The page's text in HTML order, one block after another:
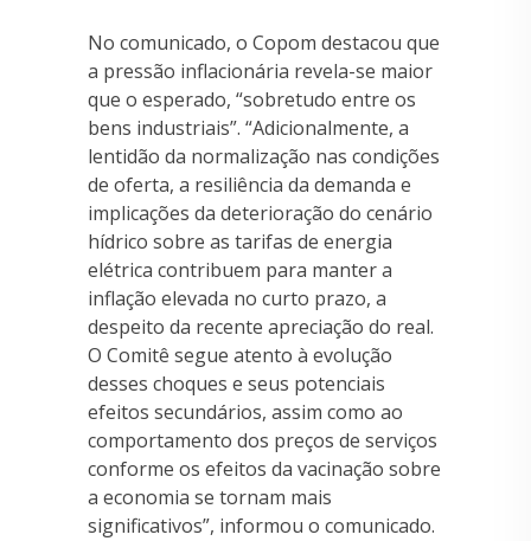
No comunicado, o Copom destacou que
a pressão inflacionária revela-se maior
que o esperado, “sobretudo entre os
bens industriais”. “Adicionalmente, a
lentidão da normalização nas condições
de oferta, a resiliência da demanda e
implicações da deterioração do cenário
hídrico sobre as tarifas de energia
elétrica contribuem para manter a
inflação elevada no curto prazo, a
despeito da recente apreciação do real.
O Comitê segue atento à evolução
desses choques e seus potenciais
efeitos secundários, assim como ao
comportamento dos preços de serviços
conforme os efeitos da vacinação sobre
a economia se tornam mais
significativos”, informou o comunicado.